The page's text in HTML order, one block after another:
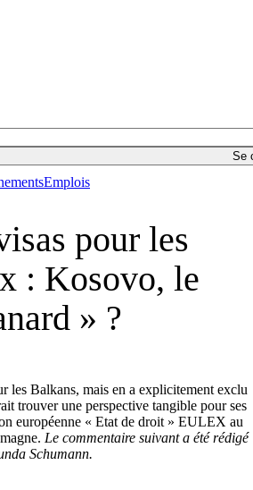
Se
Emplois
pour les
: Kosovo, le
» ?
les Balkans, mais en a explicitement exclu
trouver une perspective tangible pour ses
européenne « Etat de droit » EULEX au
Le commentaire suivant a été rédigé
Schumann.